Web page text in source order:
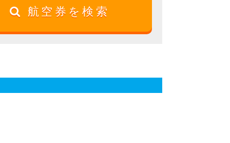
航空券を検索